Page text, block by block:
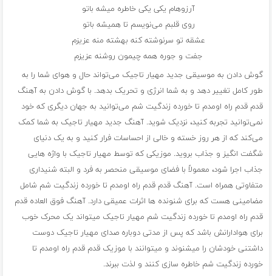
آرزوهام یکی یکی خاطره میشه باتو
روی قلبم می‌نویسم تا همیشه باتو
عشقه تو سرنوشته کنه بهشته منه عزیزم
جفت و جوره همه چیمون روشنه عزیزم
گوش دادن به موسیقی جدید مهیار تاجیک می‌تواند حال و هوای شما را به
طور کامل تغییر دهد و به شما انرژی و تحریک بدهد. با گوش دادن به آهنگ
قدم قدم راه اومدم تا خورده زندگیت شم می‌توانید به جهان دیگری که خود
نمی‌توانید تجربه کنید، نزدیک شوید. آهنگ‌ جدید مهیار تاجیک به شما کمک
می‌کند که از هر روز خسته و خالی از احساسات فرار کنید و به یک دنیای
شگفت انگیز و جذاب بروید. موزیکی که توسط مهیار تاجیک با واژه هایی
جذاب اجرا شود، معمولاً با فضای موسیقی منحصر به فرد و البته شنیداری
متفاوتی همراه است. آهنگ قدم قدم راه اومدم تا خورده زندگیت شم شامل
مضامینی هست که برای شنونده ها اثرات عمیقی دارد. آهنگ فوق العاده قدم
قدم راه اومدم تا خورده زندگیت شم مهیار تاجیک میتواند یک محرک خوب
برای هوادارانش باشد که پس از مدتی دوباره صدای مهیار تاجیک دوست
داشتنی خودشان را میشنوند و میتوانند با موزیک قدم قدم راه اومدم تا
خورده زندگیت شم خاطره سازی کنند و لذت ببرند.